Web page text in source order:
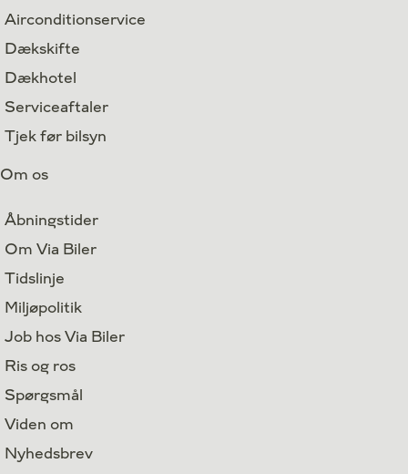
Airconditionservice
Dækskifte
Dækhotel
Serviceaftaler
Tjek før bilsyn
Om os
Åbningstider
Om Via Biler
Tidslinje
Miljøpolitik
Job hos Via Biler
Ris og ros
Spørgsmål
Viden om
Nyhedsbrev